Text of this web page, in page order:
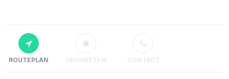
ROUTEPLAN FAVORIETEN CONTACT